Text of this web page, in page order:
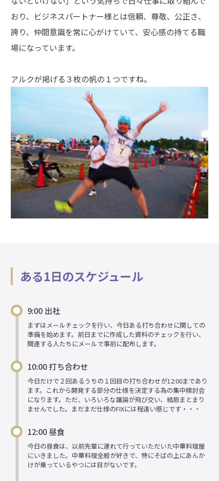
おり、ビジネスパートナー様とは信頼、尊敬、公正さ、
誇り、仲間意識を常に心がけていて、安心感の持てる職
場になっています。
アルクが掲げる３枚の帆の１つですね。
ある1日のスケジュール
9:00 出社
まずはメールチェックを行い、今日ある打ち合わせに関しての
準備を始めます。前日までに作成した資料のチェックを行い、
関連する人たちにメールで事前に配布します。
10:00 打ち合わせ
今日だけで２回あるうちの１回目の打ち合わせが12:00まであり
ます。これから開発する部分の仕様を決定する為の集中検討会
になります。ただ、いろいろな議論が飛び交い、結局まとまり
ませんでした。まだまだ仕様のFIXには程遠い感じです・・・
12:00 昼食
今日の昼食は、以前先輩に連れて行っていただいた中華料理屋
にいきました。中華料理全般が好きで、特にそばの上にあんか
けが乗っているやつには目がないです。